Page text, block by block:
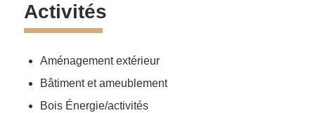
Activités
Aménagement extérieur
Bâtiment et ameublement
Bois Énergie/activités